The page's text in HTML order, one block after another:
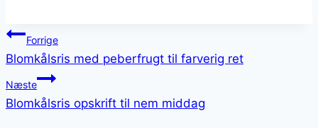
Indlægsnavigation
Forrige
Blomkålsris med peberfrugt til farverig ret
Næste
Blomkålsris opskrift til nem middag